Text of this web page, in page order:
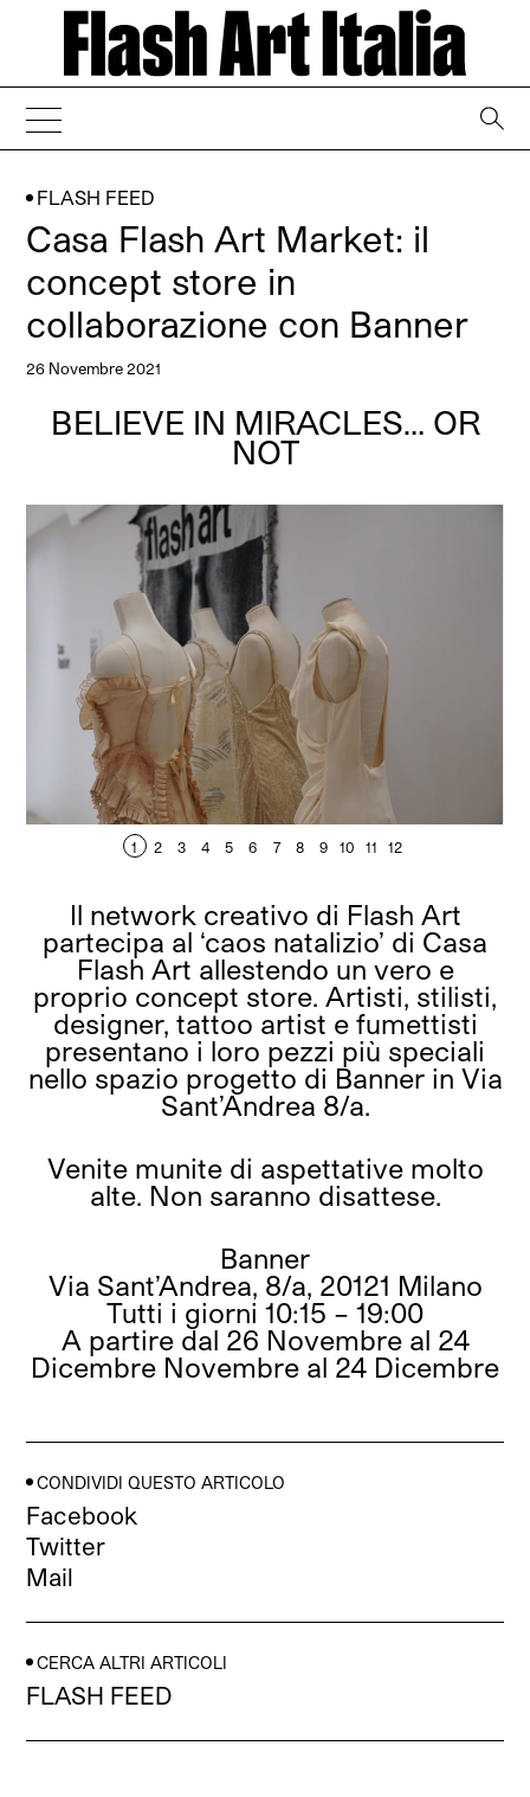
FLASH FEED
Casa Flash Art Market: il
concept store in
collaborazione con Banner
26 Novembre 2021
BELIEVE IN MIRACLES… OR
NOT
1 2 3 4 5 6 7 8 9 10 11 12
Il network creativo di Flash Art
partecipa al ‘caos natalizio’ di Casa
Flash Art allestendo un vero e
proprio concept store. Artisti, stilisti,
designer, tattoo artist e fumettisti
presentano i loro pezzi più speciali
nello spazio progetto di Banner in Via
Sant’Andrea 8/a.
Venite munite di aspettative molto
alte. Non saranno disattese.
Banner
Via Sant’Andrea, 8/a, 20121 Milano
Tutti i giorni 10:15 – 19:00
A partire dal 26 Novembre al 24
Dicembre Novembre al 24 Dicembre
CONDIVIDI QUESTO ARTICOLO
Facebook
Twitter
Mail
CERCA ALTRI ARTICOLI
FLASH FEED